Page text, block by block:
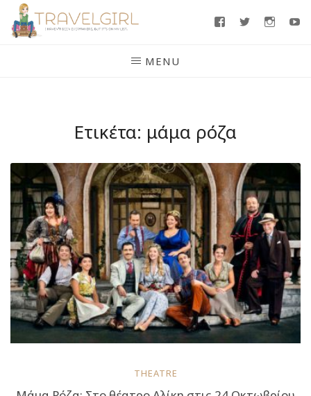
Skip
FacebookTwitter
MENU
Ετικέτα: μάμα ρόζα
THEATRE